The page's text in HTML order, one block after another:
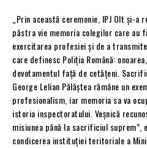
„Prin această ceremonie, IPJ Olt și-a
păstra vie memoria colegilor care
exercitarea profesiei și de a
care definesc Poliția Română:
devotamentul față de cetățeni.
George Lelian Pălăștea rămâne un
profesionalism, iar memoria sa va
istoria inspectoratului. Veșnică
misiunea până la sacrificiul suprem”,
condicerea instituției teritoriale a